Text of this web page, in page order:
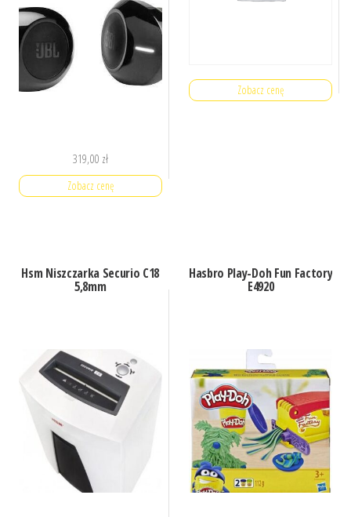
319,00 zł
Zobacz cenę
Zobacz cenę
Hsm Niszczarka Securio C18
5,8mm
Hasbro Play-Doh Fun Factory
E4920